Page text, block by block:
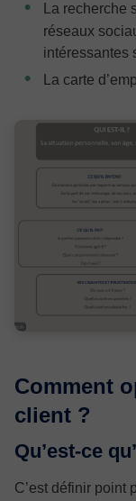
La
réseaux
intéressantes
La carte
Comment
client ?
Qu’est-ce
C’est définir point